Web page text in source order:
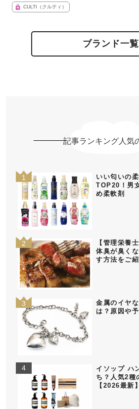
CULTI（クルティ）
ブランド一覧
記事ランキング人気
いい匂いの
TOP20！男
め柔軟剤
【管理栄養
体臭が臭く
す方法をご
金属のイヤ
は？原因や
イソップ ハ
ち？人気2種
【2026最新】